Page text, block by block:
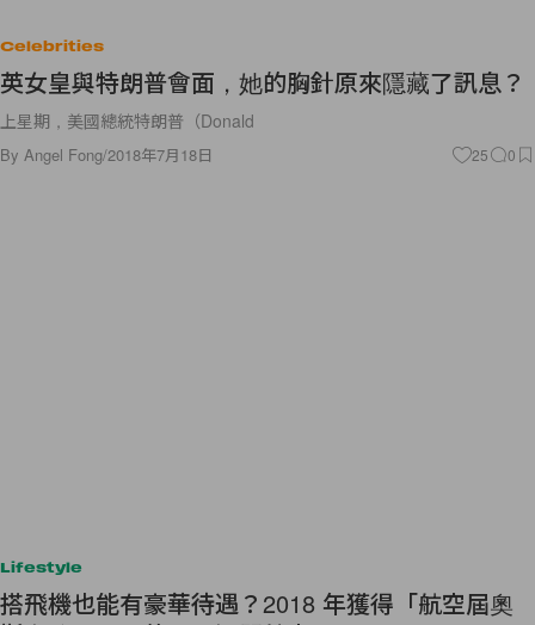
Celebrities
英女皇與特朗普會面，她的胸針原來隱藏了訊息？
上星期，美國總統特朗普（Donald
By Angel Fong/2018年7月18日 25 0
Lifestyle
搭飛機也能有豪華待遇？2018 年獲得「航空屆奧